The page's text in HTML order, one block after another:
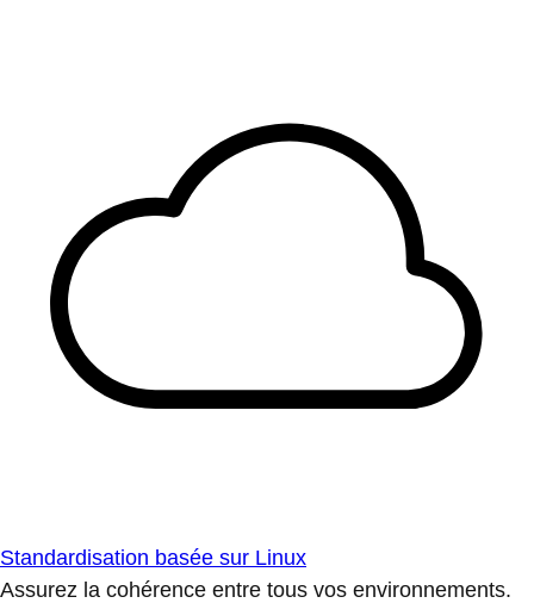
Standardisation basée sur Linux
Assurez la cohérence entre tous vos environnements.